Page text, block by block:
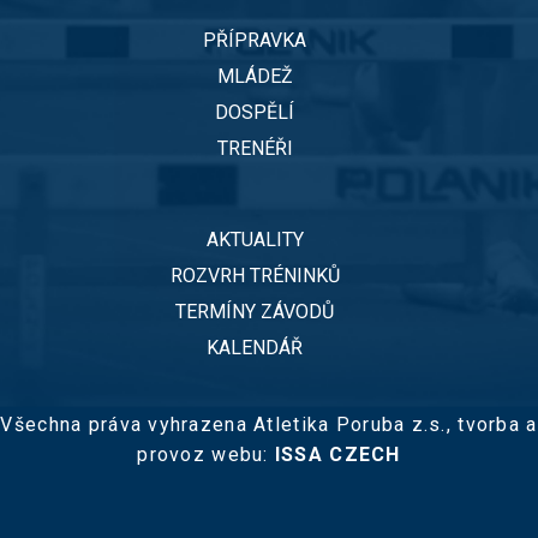
PŘÍPRAVKA
MLÁDEŽ
DOSPĚLÍ
TRENÉŘI
AKTUALITY
ROZVRH TRÉNINKŮ
TERMÍNY ZÁVODŮ
KALENDÁŘ
Všechna práva vyhrazena Atletika Poruba z.s., tvorba a
provoz webu: ISSA CZECH